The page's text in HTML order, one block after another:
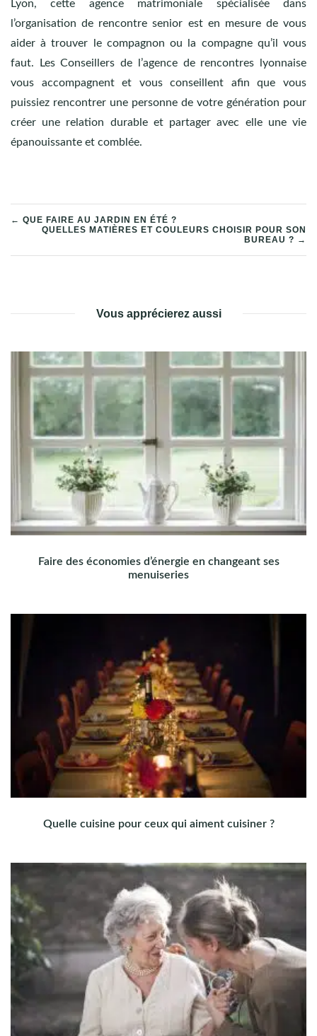
Lyon, cette agence matrimoniale spécialisée dans
l’organisation de rencontre senior est en mesure de vous
aider à trouver le compagnon ou la compagne qu’il vous
faut. Les Conseillers de l’agence de rencontres lyonnaise
vous accompagnent et vous conseillent afin que vous
puissiez rencontrer une personne de votre génération pour
créer une relation durable et partager avec elle une vie
épanouissante et comblée.
NAVIGATION
DE
← QUE FAIRE AU JARDIN EN ÉTÉ ?
QUELLES MATIÈRES ET COULEURS CHOISIR POUR SON
BUREAU ? →
Vous apprécierez aussi
Faire des économies d’énergie en changeant ses
menuiseries
Quelle cuisine pour ceux qui aiment cuisiner ?